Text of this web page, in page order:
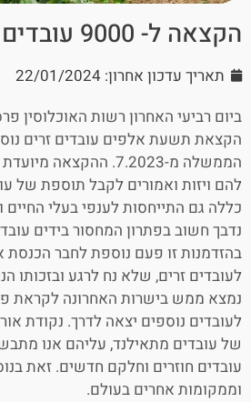
הקצאה ל- 9000 עובדים זרים
תאריך עדכון אחרון: 22/01/2024
ביום רביעי האחרון רשות
הקצאת תשעת אלפים עובדים זרים
הממשלה מ-7.2023.
להם ויזות ואמורים לקבל תוספת של
כללה גם התייחסות לענפי בעלי החיים
נדבך חשוב בפתרון המחסור בידים
בהזדמנות זו פעם נוספת לחבר הכנסת
לעובדים זרים, שלא נח לרגע ובזכותו
נמצא ממש בישרות האחרונה לקראת
לעובדים נוספים יצאה לדרך. נקודת
של עובדים מתאילנד, עליהם אנו
עובדים חוזרים וחלקם חדשים. זאת
וממקומות אחרים בעולם.